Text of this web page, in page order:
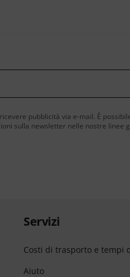
pubblicità via e-mail. È
sulla newsletter nelle nostre linee
Servizi
Costi di trasporto e tempi
Aiuto